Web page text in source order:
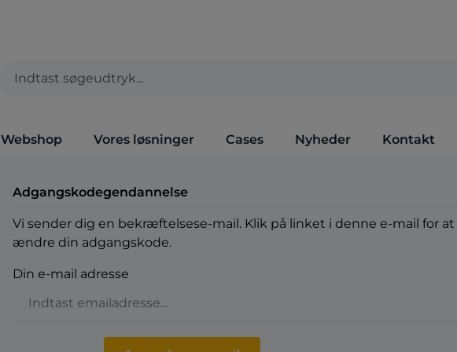
Webshop Vores løsninger Cases Nyheder Kontakt
Adgangskodegendannelse
Vi sender dig en bekræftelsese-mail. Klik på linket i denne e-mail for at
ændre din adgangskode.
Din e-mail adresse